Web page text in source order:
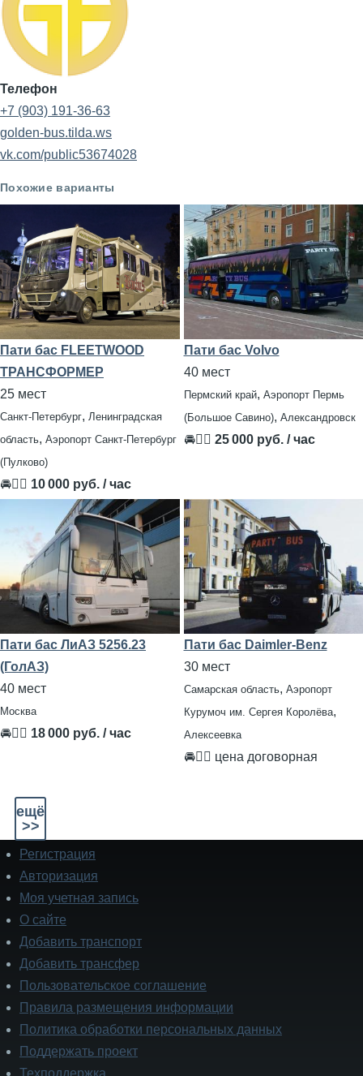
Телефон
+7 (903) 191-36-63
golden-bus.tilda.ws
vk.com/public53674028
Похожие варианты
Пати бас FLEETWOOD
ТРАНСФОРМЕР
25 мест
Санкт-Петербург, Ленинградская
область, Аэропорт Санкт-Петербург
(Пулково)
🚘👨‍✈ 10 000 руб. / час
Пати бас Volvo
40 мест
Пермский край, Аэропорт Пермь
(Большое Савино), Александровск
🚘👨‍✈ 25 000 руб. / час
Пати бас ЛиАЗ 5256.23
(ГолАЗ)
40 мест
Москва
🚘👨‍✈ 18 000 руб. / час
Пати бас Daimler-Benz
30 мест
Самарская область, Аэропорт
Курумоч им. Сергея Королёва,
Алексеевка
🚘👨‍✈ цена договорная
ещё
>>
Подвал
Регистрация
Авторизация
Моя учетная запись
О сайте
Добавить транспорт
Добавить трансфер
Пользовательское соглашение
Правила размещения информации
Политика обработки персональных данных
Поддержать проект